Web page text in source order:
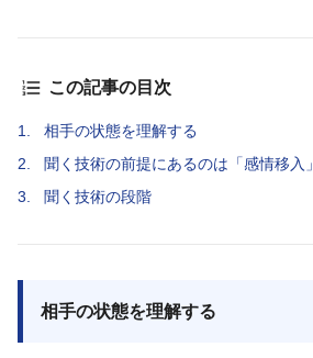
この記事の目次
1.
相手の状態を理解する
2.
聞く技術の前提にあるのは「感情移入」
3.
聞く技術の段階
相手の状態を理解する